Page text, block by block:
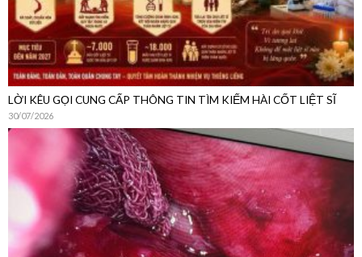
LỜI KÊU GỌI CUNG CẤP THÔNG TIN TÌM KIẾM HÀI CỐT LIỆT SĨ
30/07/2026